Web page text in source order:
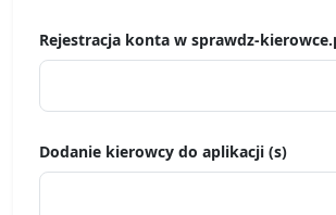
Rejestracja konta w sprawdz-
Dodanie kierowcy do aplikacji (s)